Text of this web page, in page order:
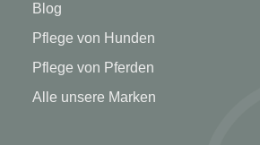
Blog
Pflege von Hunden
Pflege von Pferden
Alle unsere Marken